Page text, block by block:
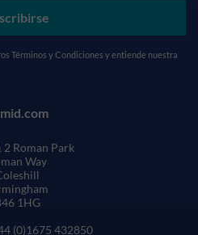
Términos y Condiciones y entiende nuestra
2 Roman Park
Way
1HG
(0)1675 432850